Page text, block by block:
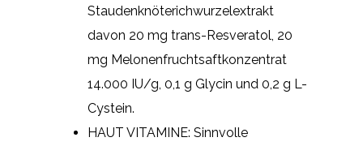
Staudenknöterichwurzelextrakt
davon 20 mg trans-Resveratol, 20
mg Melonenfruchtsaftkonzentrat
14.000 IU/g, 0,1 g Glycin und 0,2 g L-
Cystein.
HAUT VITAMINE: Sinnvolle